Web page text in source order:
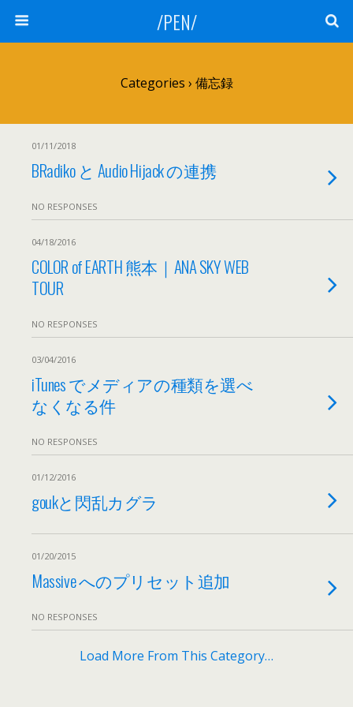
/PEN/
Categories › 備忘録
01/11/2018
BRadiko と Audio Hijack の連携
NO RESPONSES
04/18/2016
COLOR of EARTH 熊本｜ANA SKY WEB
TOUR
NO RESPONSES
03/04/2016
iTunes でメディアの種類を選べ
なくなる件
NO RESPONSES
01/12/2016
goukと閃乱カグラ
01/20/2015
Massive へのプリセット追加
NO RESPONSES
Load More From This Category…